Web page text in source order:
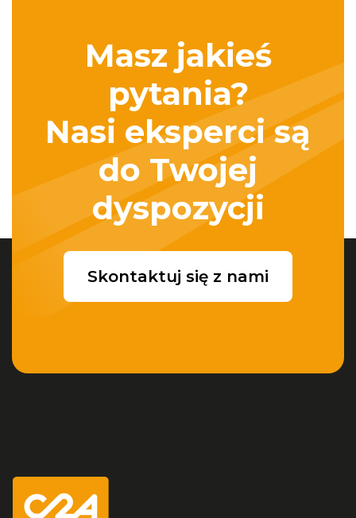
Masz jakieś
pytania?
Nasi eksperci są
do Twojej
dyspozycji
Skontaktuj się z nami